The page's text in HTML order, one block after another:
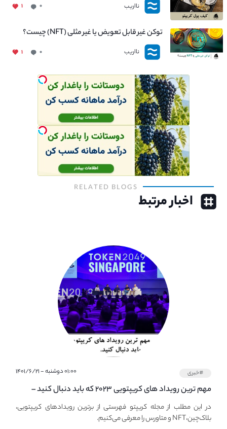
نااریب ۰ ۱
توکن غیر قابل تعویض یا غیر مثلی (NFT) چیست؟
نااریب ۰ ۱
RELATED BLOGS
اخبار مرتبط
#خبری ۰۱:۰۰ دوشنبه - ۱۴۰۱/۶/۲۱
مهم ترین رویداد های کریپتویی ۲۰۲۳ که باید دنبال کنید –
معرفی بهترین رویداد های جهانی
در این مطلب از مجله کریپتو فهرستی از برترین رویدادهای کریپتویی،
بلاک‌چین،NFT و متاورس را معرفی می‌کنیم.